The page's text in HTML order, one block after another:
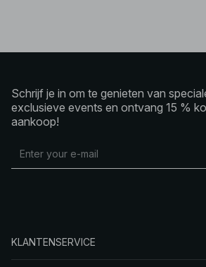
Schrijf je in om te genieten van
exclusieve events en ontvang 15 %
aankoop!
KLANTENSERVICE